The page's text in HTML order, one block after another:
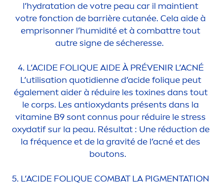
l’hydratation de votre peau car il maintient
votre fonction de barrière cutanée. Cela aide à
emprisonner l’humidité et à combattre tout
autre signe de sécheresse.
4. L’ACIDE FOLIQUE AIDE À PRÉVENIR L’ACNÉ
L’utilisation quotidienne d’acide folique peut
également aider à réduire les toxines dans tout
le corps. Les antioxydants présents dans la
vitamine B9 sont connus pour réduire lestress
oxydatif sur la peau. Résultat : Une réduction de
la fréquence et de la gravité de l’acné et des
boutons.
5. L’ACIDE FOLIQUE COMBAT LA PIGMENTATION